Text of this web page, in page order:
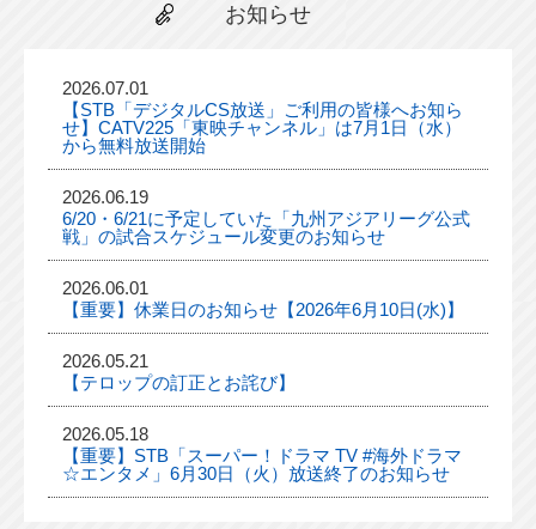
お知らせ
2026.07.01
【STB「デジタルCS放送」ご利用の皆様へお知ら
せ】CATV225「東映チャンネル」は7月1日（水）
から無料放送開始
2026.06.19
6/20・6/21に予定していた「九州アジアリーグ公式
戦」の試合スケジュール変更のお知らせ
2026.06.01
【重要】休業日のお知らせ【2026年6月10日(水)】
2026.05.21
【テロップの訂正とお詫び】
2026.05.18
【重要】STB「スーパー！ドラマ TV #海外ドラマ
☆エンタメ」6月30日（火）放送終了のお知らせ